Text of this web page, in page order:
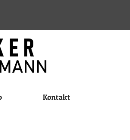
Kontakt